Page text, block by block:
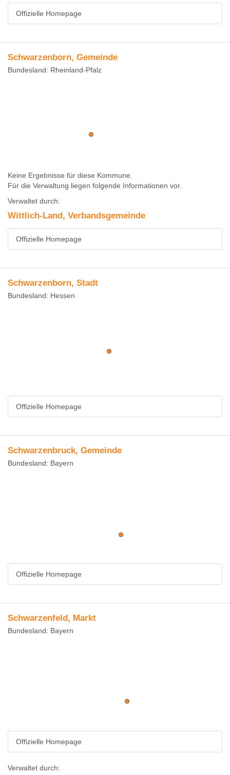
Offizielle Homepage
Schwarzenborn, Gemeinde
Bundesland: Rheinland-Pfalz
Keine Ergebnisse für diese Kommune.
Für die Verwaltung liegen folgende Informationen vor.
Verwaltet durch:
Wittlich-Land, Verbandsgemeinde
Offizielle Homepage
Schwarzenborn, Stadt
Bundesland: Hessen
Offizielle Homepage
Schwarzenbruck, Gemeinde
Bundesland: Bayern
Offizielle Homepage
Schwarzenfeld, Markt
Bundesland: Bayern
Offizielle Homepage
Verwaltet durch: